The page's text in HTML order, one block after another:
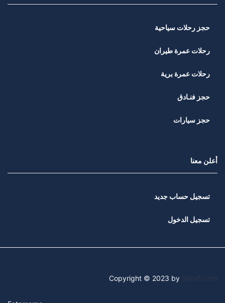
حجز رحلات سياحية
رحلات عمرة طيران
رحلات عمرة برية
حجز فنـادق
حجز سيارات
أعلن معنا
تسجيل حساب جديد
تسجيل الدخول
Copyright © 2023 by